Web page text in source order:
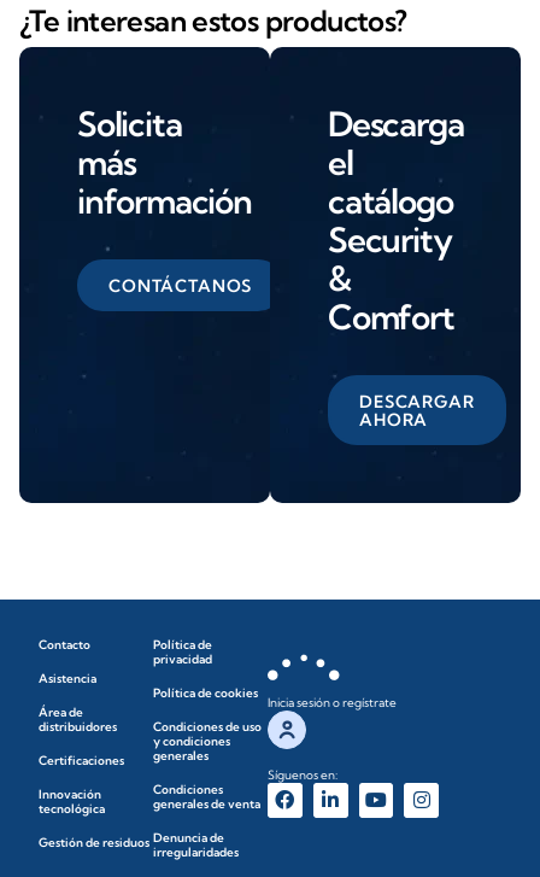
¿Te interesan estos productos?
Solicita
más
información
CONTÁCTANOS
Descarga
el
catálogo
Security
&
Comfort
DESCARGAR
AHORA
Contacto
Asistencia
Área de
distribuidores
Certificaciones
Innovación
tecnológica
Gestión de residuos
Política de
privacidad
Política de cookies
Condiciones de uso
y condiciones
generales
Condiciones
generales de venta
Denuncia de
irregularidades
Inicia sesión o regístrate
Síguenos en: